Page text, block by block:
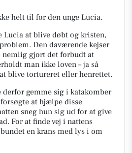
helt til for den unge Lucia.
Lucia at blive døbt og kristen,
Den daværende kejser
nemlig gjort det forbudt at
man ikke loven – ja så
blive tortureret eller henrettet.
derfor gemme sig i katakomber
at hjælpe disse
sneg hun sig ud for at give
For at finde vej i nattens
en krans med lys i om